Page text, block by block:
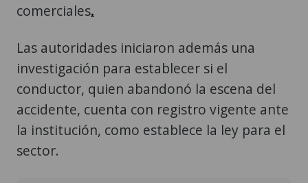
comerciales.
Las autoridades iniciaron además una
investigación para establecer si el
conductor, quien abandonó la escena del
accidente, cuenta con registro vigente ante
la institución, como establece la ley para el
sector.